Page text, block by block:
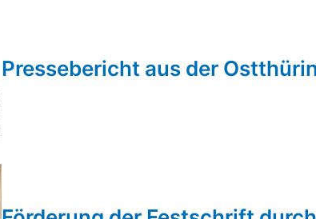
Pressebericht aus der